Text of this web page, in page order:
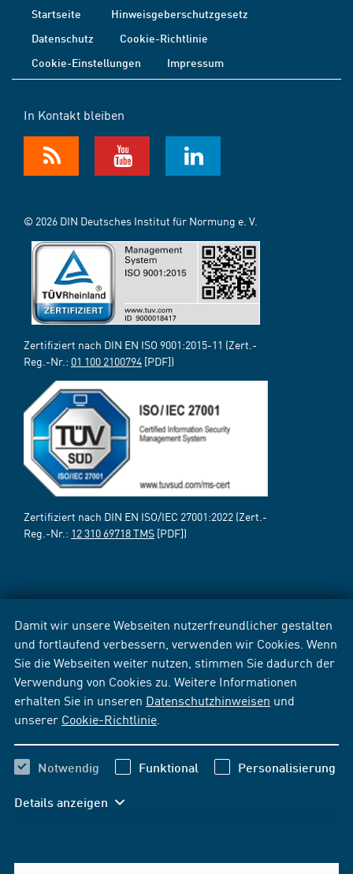
Damit wir unsere Webseiten nutzerfreundlicher gestalten
und fortlaufend verbessern, verwenden wir Cookies. Wenn
Sie die Webseiten weiter nutzen, stimmen Sie dadurch der
Verwendung von Cookies zu. Weitere Informationen
erhalten Sie in unseren Datenschutzhinweisen und
unserer Cookie-Richtlinie
Notwendig Funktional Personalisierung
Details anzeigen
Startseite
Hinweisgeberschutzgesetz
Datenschutz
Cookie-Richtlinie
Cookie-Einstellungen
Impressum
In Kontakt bleiben
© 2026 DIN Deutsches Institut für Normung e. V.
Zertifiziert nach DIN EN ISO 9001:2015-11 (Zert.-
Reg.-Nr.: 01 100 2100794 [PDF])
Zertifiziert nach DIN EN ISO/IEC 27001:2022 (Zert.-
Reg.-Nr.: 12 310 69718 TMS [PDF])